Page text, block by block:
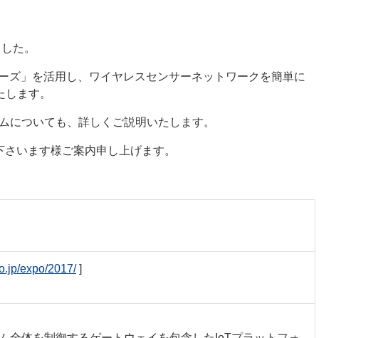
た。
」を活用し、ワイヤレスセンサーネットワークを簡単に
ます。
ついても、詳しくご説明いたします。
います様ご案内申し上げます。
expo/2017/]